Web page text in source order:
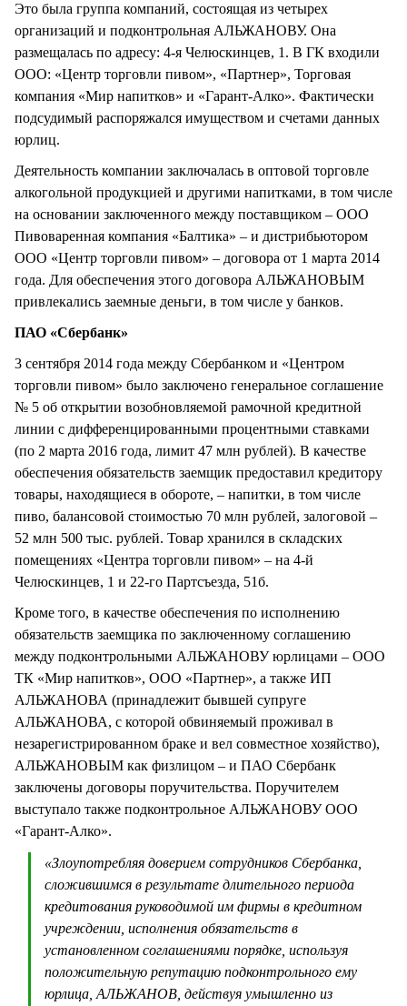
Это была группа компаний, состоящая из четырех
организаций и подконтрольная АЛЬЖАНОВУ. Она
размещалась по адресу: 4-я Челюскинцев, 1. В ГК входили
ООО: «Центр торговли пивом», «Партнер», Торговая
компания «Мир напитков» и «Гарант-Алко». Фактически
подсудимый распоряжался имуществом и счетами данных
юрлиц.
Деятельность компании заключалась в оптовой торговле
алкогольной продукцией и другими напитками, в том числе
на основании заключенного между поставщиком – ООО
Пивоваренная компания «Балтика» – и дистрибьютором
ООО «Центр торговли пивом» – договора от 1 марта 2014
года. Для обеспечения этого договора АЛЬЖАНОВЫМ
привлекались заемные деньги, в том числе у банков.
ПАО «Сбербанк»
3 сентября 2014 года между Сбербанком и «Центром
торговли пивом» было заключено генеральное соглашение
№ 5 об открытии возобновляемой рамочной кредитной
линии с дифференцированными процентными ставками
(по 2 марта 2016 года, лимит 47 млн рублей). В качестве
обеспечения обязательств заемщик предоставил кредитору
товары, находящиеся в обороте, – напитки, в том числе
пиво, балансовой стоимостью 70 млн рублей, залоговой –
52 млн 500 тыс. рублей. Товар хранился в складских
помещениях «Центра торговли пивом» – на 4-й
Челюскинцев, 1 и 22-го Партсъезда, 51б.
Кроме того, в качестве обеспечения по исполнению
обязательств заемщика по заключенному соглашению
между подконтрольными АЛЬЖАНОВУ юрлицами – ООО
ТК «Мир напитков», ООО «Партнер», а также ИП
АЛЬЖАНОВА (принадлежит бывшей супруге
АЛЬЖАНОВА, с которой обвиняемый проживал в
незарегистрированном браке и вел совместное хозяйство),
АЛЬЖАНОВЫМ как физлицом – и ПАО Сбербанк
заключены договоры поручительства. Поручителем
выступало также подконтрольное АЛЬЖАНОВУ ООО
«Гарант-Алко».
«Злоупотребляя доверием сотрудников Сбербанка,
сложившимся в результате длительного периода
кредитования руководимой им фирмы в кредитном
учреждении, исполнения обязательств в
установленном соглашениями порядке, используя
положительную репутацию подконтрольного ему
юрлица, АЛЬЖАНОВ, действуя умышленно из